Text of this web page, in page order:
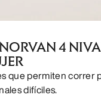
4
que permiten correr
difíciles.